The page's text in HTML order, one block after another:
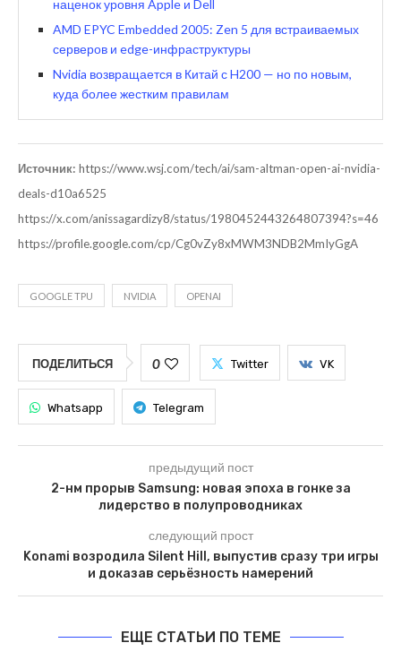
наценок уровня Apple и Dell
AMD EPYC Embedded 2005: Zen 5 для встраиваемых
серверов и edge-инфраструктуры
Nvidia возвращается в Китай с H200 — но по новым,
куда более жестким правилам
Источник: https://www.wsj.com/tech/ai/sam-altman-open-ai-nvidia-
deals-d10a6525
https://x.com/anissagardizy8/status/1980452443264807394?s=46
https://profile.google.com/cp/Cg0vZy8xMWM3NDB2MmIyGgA
GOOGLE TPU NVIDIA OPENAI
ПОДЕЛИТЬСЯ 0 Twitter VK
Whatsapp Telegram
предыдущий пост
2-нм прорыв Samsung: новая эпоха в гонке за
лидерство в полупроводниках
следующий прост
Konami возродила Silent Hill, выпустив сразу три игры
и доказав серьёзность намерений
ЕЩЕ СТАТЬИ ПО ТЕМЕ